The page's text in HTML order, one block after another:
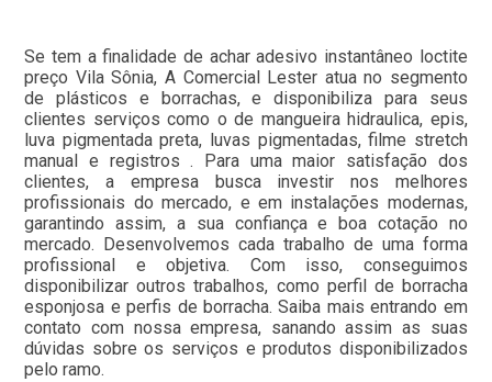
Se tem a finalidade de achar adesivo instantâneo loctite
preço Vila Sônia, A Comercial Lester atua no segmento
de plásticos e borrachas, e disponibiliza para seus
clientes serviços como o de mangueira hidraulica, epis,
luva pigmentada preta, luvas pigmentadas, filme stretch
manual e registros . Para uma maior satisfação dos
clientes, a empresa busca investir nos melhores
profissionais do mercado, e em instalações modernas,
garantindo assim, a sua confiança e boa cotação no
mercado. Desenvolvemos cada trabalho de uma forma
profissional e objetiva. Com isso, conseguimos
disponibilizar outros trabalhos, como perfil de borracha
esponjosa e perfis de borracha. Saiba mais entrando em
contato com nossa empresa, sanando assim as suas
dúvidas sobre os serviços e produtos disponibilizados
pelo ramo.